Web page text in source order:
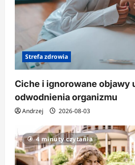
Strefa zdrowia
Ciche i ignorowane objawy
odwodnienia organizmu
Andrzej 2026-08-03
4 minuty czytania